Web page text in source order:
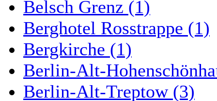
Belsch Grenz (1)
Berghotel Rosstrappe (1)
Bergkirche (1)
Berlin-Alt-
Berlin-Alt-Treptow (3)